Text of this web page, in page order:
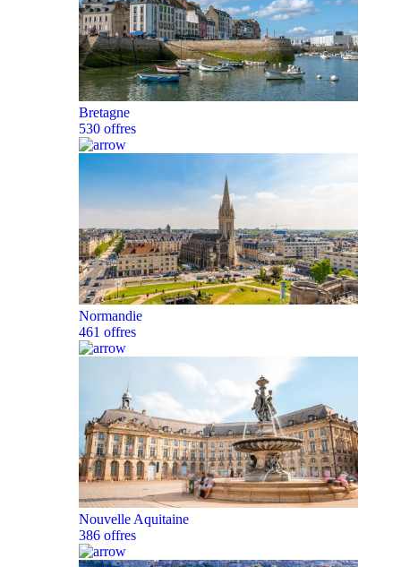
Bretagne
530 offres
Normandie
461 offres
Nouvelle Aquitaine
386 offres